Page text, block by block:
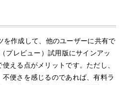
を作成して、他のユーザーに共有で
プレビュー）試用版にサインアッ
える点がメリットです。ただし、
便さを感じるのであれば、有料ラ